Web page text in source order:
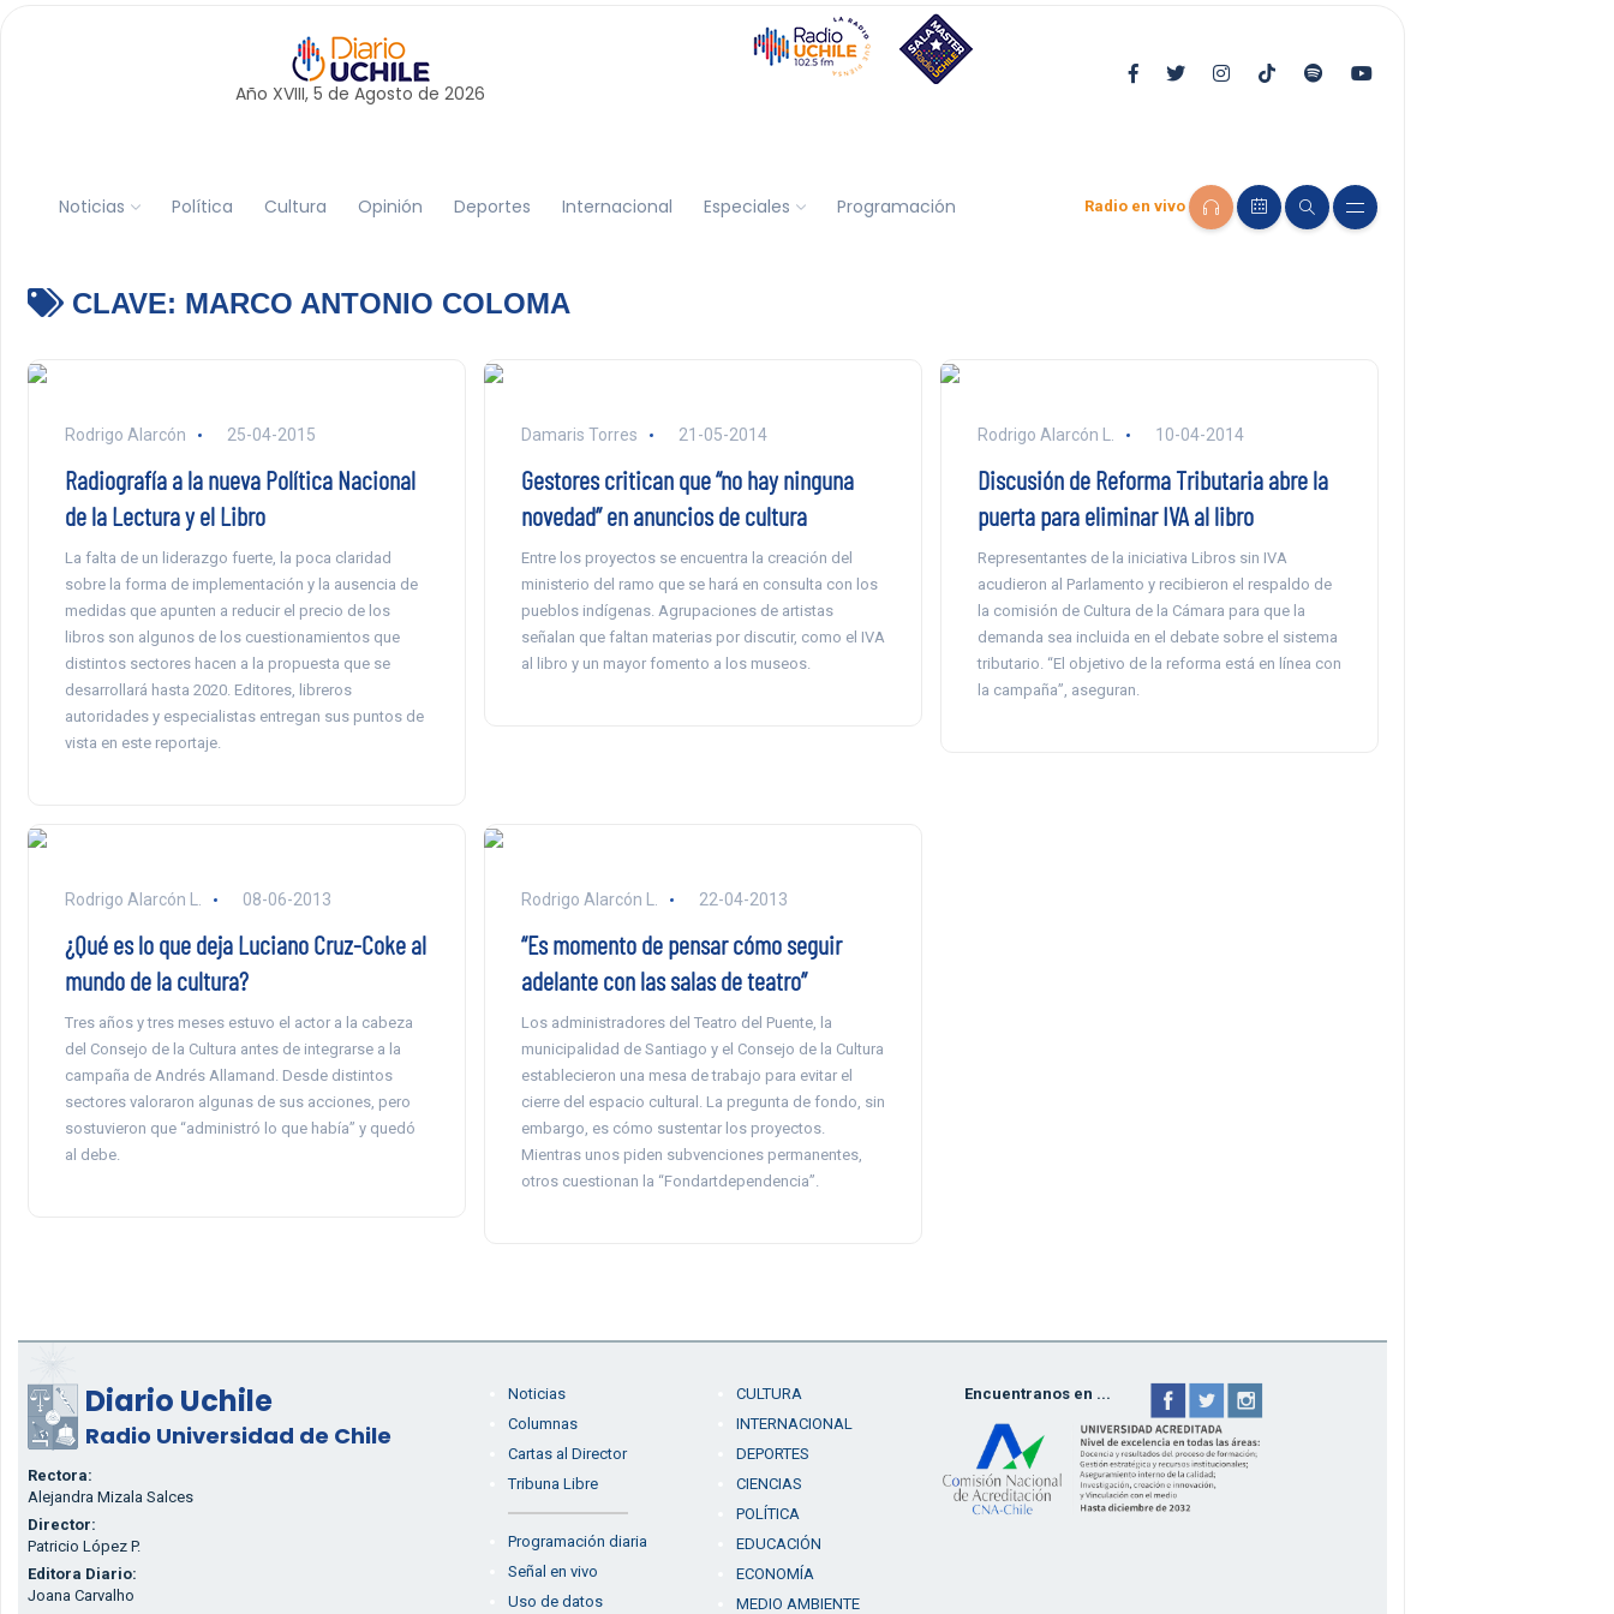
Año XVIII, 5 de Agosto de 2026
Noticias Política Cultura Opinión Deportes Internacional Especiales Programación Radio en vivo
CLAVE: MARCO ANTONIO COLOMA
Rodrigo Alarcón 25-04-2015
Radiografía a la nueva Política Nacional
de la Lectura y el Libro
La falta de un liderazgo fuerte, la poca claridad
sobre la forma de implementación y la ausencia de
medidas que apunten a reducir el precio de los
libros son algunos de los cuestionamientos que
distintos sectores hacen a la propuesta que se
desarrollará hasta 2020. Editores, libreros
autoridades y especialistas entregan sus puntos de
vista en este reportaje.
Damaris Torres 21-05-2014
Gestores critican que “no hay ninguna
novedad” en anuncios de cultura
Entre los proyectos se encuentra la creación del
ministerio del ramo que se hará en consulta con los
pueblos indígenas. Agrupaciones de artistas
señalan que faltan materias por discutir, como el IVA
al libro y un mayor fomento a los museos.
Rodrigo Alarcón L. 10-04-2014
Discusión de Reforma Tributaria abre la
puerta para eliminar IVA al libro
Representantes de la iniciativa Libros sin IVA
acudieron al Parlamento y recibieron el respaldo de
la comisión de Cultura de la Cámara para que la
demanda sea incluida en el debate sobre el sistema
tributario. “El objetivo de la reforma está en línea con
la campaña”, aseguran.
Rodrigo Alarcón L. 08-06-2013
¿Qué es lo que deja Luciano Cruz-Coke al
mundo de la cultura?
Tres años y tres meses estuvo el actor a la cabeza
del Consejo de la Cultura antes de integrarse a la
campaña de Andrés Allamand. Desde distintos
sectores valoraron algunas de sus acciones, pero
sostuvieron que “administró lo que había” y quedó
al debe.
Rodrigo Alarcón L. 22-04-2013
“Es momento de pensar cómo seguir
adelante con las salas de teatro”
Los administradores del Teatro del Puente, la
municipalidad de Santiago y el Consejo de la Cultura
establecieron una mesa de trabajo para evitar el
cierre del espacio cultural. La pregunta de fondo, sin
embargo, es cómo sustentar los proyectos.
Mientras unos piden subvenciones permanentes,
otros cuestionan la “Fondartdependencia”.
Diario Uchile
Radio Universidad de Chile
Rectora:
Alejandra Mizala Salces
Director:
Patricio López P.
Editora Diario:
Joana Carvalho
Noticias
Columnas
Cartas al Director
Tribuna Libre
Programación diaria
Señal en vivo
Uso de datos
CULTURA
INTERNACIONAL
DEPORTES
CIENCIAS
POLÍTICA
EDUCACIÓN
ECONOMÍA
MEDIO AMBIENTE
Encuentranos en ...